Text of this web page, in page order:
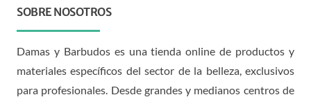
SOBRE NOSOTROS
Damas y Barbudos es una tienda online de productos y
materiales específicos del sector de la belleza, exclusivos
para profesionales. Desde grandes y medianos centros de